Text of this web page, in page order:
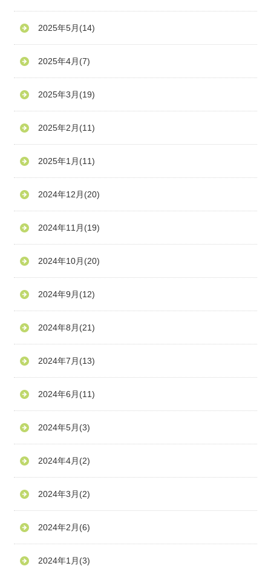
2025年5月 (14)
2025年4月 (7)
2025年3月 (19)
2025年2月 (11)
2025年1月 (11)
2024年12月 (20)
2024年11月 (19)
2024年10月 (20)
2024年9月 (12)
2024年8月 (21)
2024年7月 (13)
2024年6月 (11)
2024年5月 (3)
2024年4月 (2)
2024年3月 (2)
2024年2月 (6)
2024年1月 (3)